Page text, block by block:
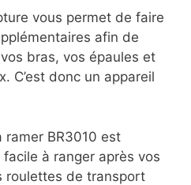
vous permet de faire
afin de
bras, vos épaules et
C’est donc un appareil
ramer BR3010 est
à ranger après vos
roulettes de transport